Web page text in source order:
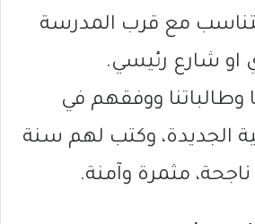
مع قرب المدرسة
او شارع رئيسي.
وطالباتنا ووفقهم في
الجديدة، وكتب لهم سنة
مثمرة وآمنة.